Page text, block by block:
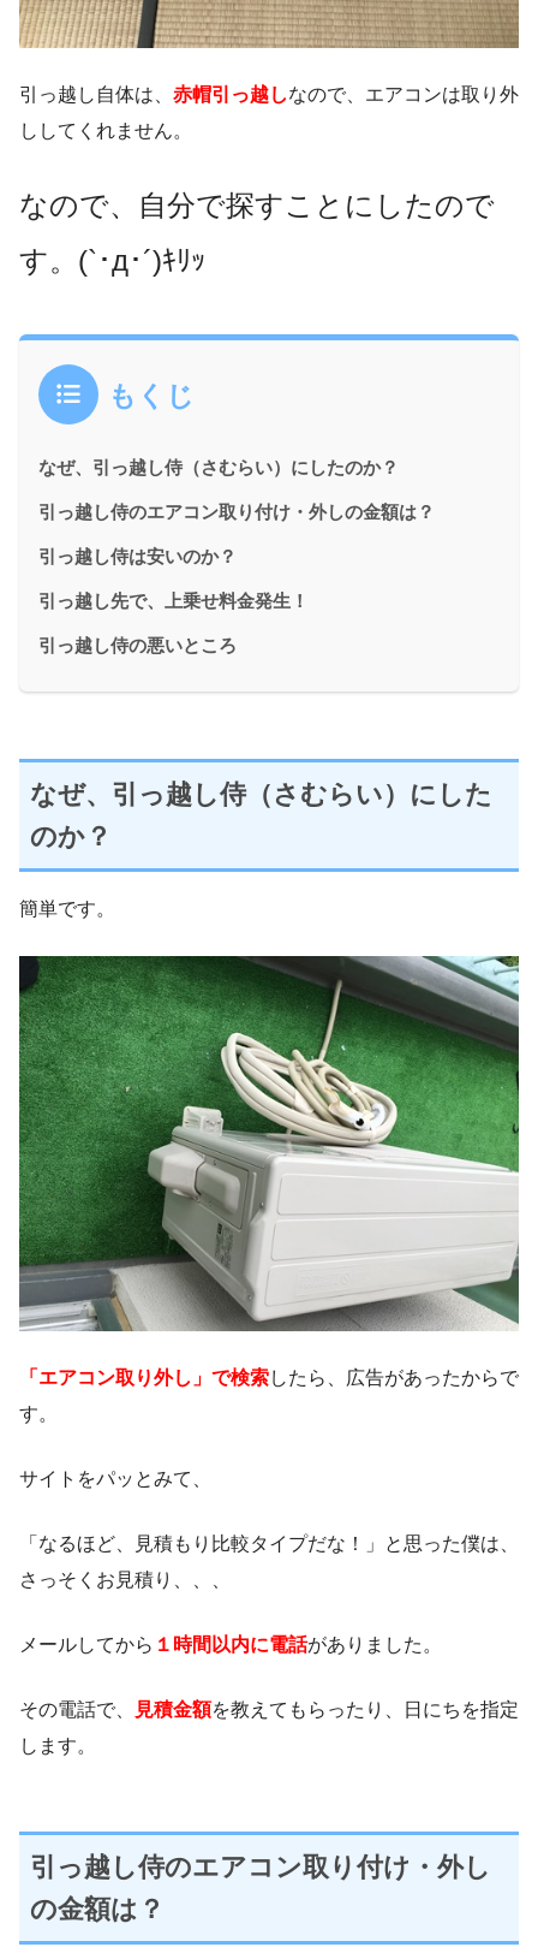
引っ越し自体は、 赤帽引っ越しなので、エアコンは取り外
ししてくれません。
なので、自分で探すことにしたので
す。(`･д･´)ｷﾘｯ
もくじ
なぜ、引っ越し侍（さむらい）にしたのか？
引っ越し侍のエアコン取り付け・外しの金額は？
引っ越し侍は安いのか？
引っ越し先で、上乗せ料金発生！
引っ越し侍の悪いところ
なぜ、引っ越し侍（さむらい）にした
のか？
簡単です。
「エアコン取り外し」で検索したら、広告があったからで
す。
サイトをパッとみて、
「なるほど、見積もり比較タイプだな！」と思った僕は、
さっそくお見積り、、、
メールしてから １時間以内に電話がありました。
その電話で、 見積金額を教えてもらったり、日にちを指定
します。
引っ越し侍のエアコン取り付け・外し
の金額は？